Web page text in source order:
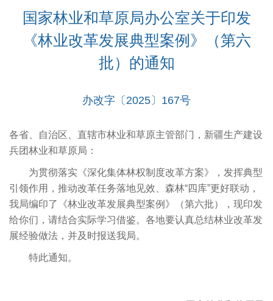
国家林业和草原局办公室关于印发
《林业改革发展典型案例》（第六
批）的通知
办改字〔2025〕167号
各省、自治区、直辖市林业和草原主管部门，新疆生产建设
兵团林业和草原局：
为贯彻落实《深化集体林权制度改革方案》，发挥典型
引领作用，推动改革任务落地见效、森林“四库”更好联动，
我局编印了《林业改革发展典型案例》（第六批），现印发
给你们，请结合实际学习借鉴。各地要认真总结林业改革发
展经验做法，并及时报送我局。
特此通知。